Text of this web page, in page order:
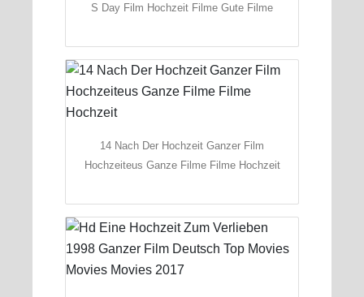
S Day Film Hochzeit Filme Gute Filme
14 Nach Der Hochzeit Ganzer Film
Hochzeiteus Ganze Filme Filme Hochzeit